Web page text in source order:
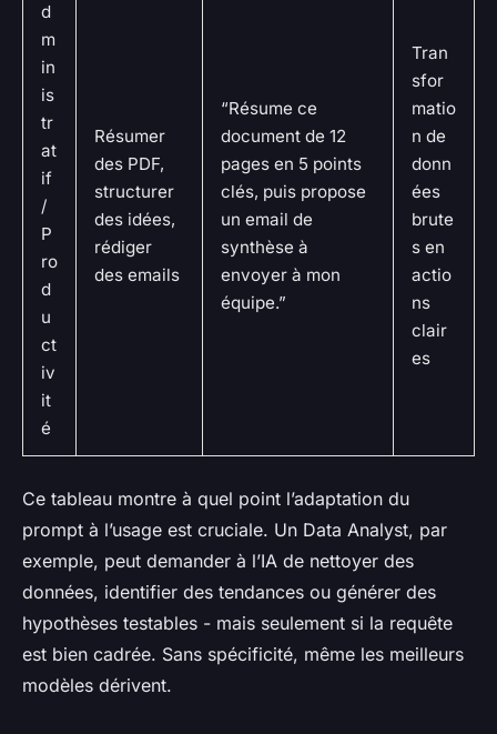
d
m
in
is
tr
at
if
/
P
ro
d
u
ct
iv
it
é
Résumer
des PDF,
structurer
des idées,
rédiger
des emails
“Résume ce
document de 12
pages en 5 points
clés, puis propose
un email de
synthèse à
envoyer à mon
équipe.”
Tran
sfor
matio
n de
donn
ées
brute
s en
actio
ns
clair
es
Ce tableau montre à quel point l’adaptation du
prompt à l’usage est cruciale. Un Data Analyst, par
exemple, peut demander à l’IA de nettoyer des
données, identifier des tendances ou générer des
hypothèses testables - mais seulement si la requête
est bien cadrée. Sans spécificité, même les meilleurs
modèles dérivent.